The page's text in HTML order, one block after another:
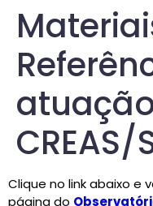
CREAS/
Clique no link abaixo e
página do